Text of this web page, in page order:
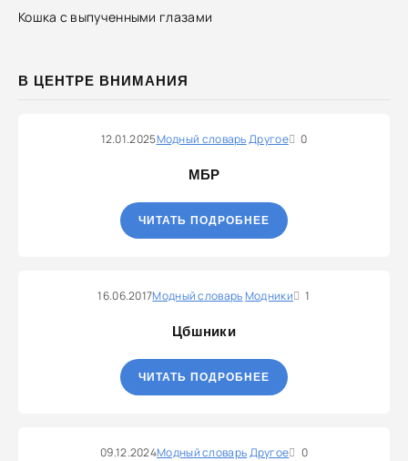
Кошка с выпученными глазами
В ЦЕНТРЕ ВНИМАНИЯ
12.01.2025Модный словарьДругое 0
МБР
ЧИТАТЬ ПОДРОБНЕЕ
16.06.2017Модный словарьМодники 1
Цбшники
ЧИТАТЬ ПОДРОБНЕЕ
09.12.2024Модный словарьДругое 0